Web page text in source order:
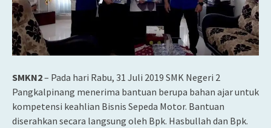
SMKN2– Pada hari Rabu, 31 Juli 2019 SMK Negeri 2
Pangkalpinang menerima bantuan berupa bahan ajar untuk
kompetensi keahlian Bisnis Sepeda Motor. Bantuan
diserahkan secara langsung oleh Bpk. Hasbullah dan Bpk.